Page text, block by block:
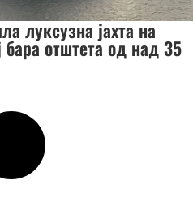
луксузна јахта на
бара отштета од над 35